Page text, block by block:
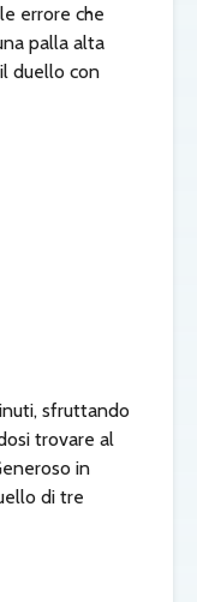
errore che
palla alta
duello con
sfruttando
trovare al
in
di tre